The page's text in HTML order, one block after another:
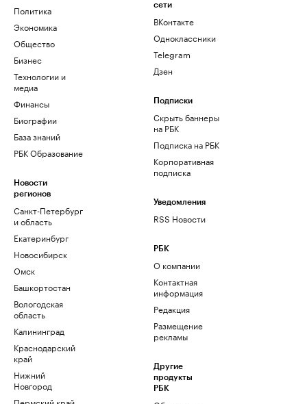
Политика
Экономика
Общество
Бизнес
Технологии и
медиа
Финансы
Биографии
База знаний
РБК Образование
Новости
регионов
Санкт-Петербург
и область
Екатеринбург
Новосибирск
Омск
Башкортостан
Вологодская
область
Калининград
Краснодарский
край
Нижний
Новгород
сети
ВКонтакте
Одноклассники
Telegram
Дзен
Подписки
Скрыть баннеры
на РБК
Подписка на РБК
Корпоративная
подписка
Уведомления
RSS Новости
РБК
О компании
Контактная
информация
Редакция
Размещение
рекламы
Другие
продукты
РБК